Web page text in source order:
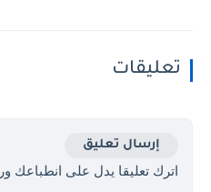
تعليقات
إرسال تعليق
اترك تعليقا يدل على انطباعك